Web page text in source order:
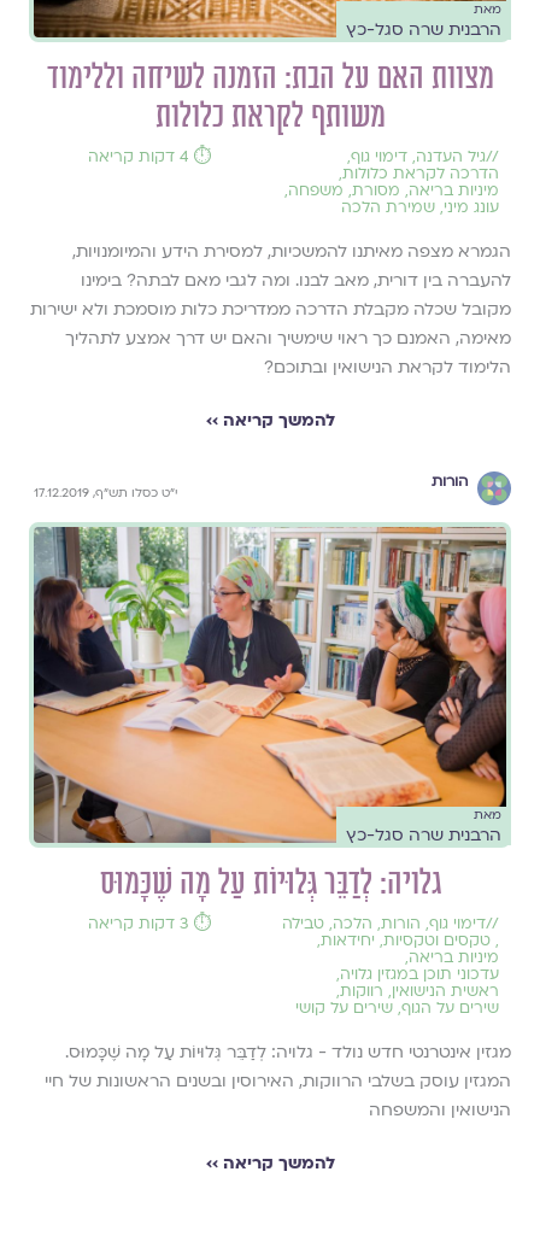
מאת
הרבנית שרה סגל-כץ
מצוות האם על הבת: הזמנה לשיחה וללימוד
משותף לקראת כלולות
//גיל העדנה, דימוי גוף,
הדרכה לקראת כלולות,
מיניות בריאה, מסורת, משפחה,
עונג מיני, שמירת הלכה
⏱️ 4 דקות קריאה
הגמרא מצפה מאיתנו להמשכיות, למסירת הידע והמיומנויות,
להעברה בין דורית, מאב לבנו. ומה לגבי מאם לבתה? בימינו
מקובל שכלה מקבלת הדרכה ממדריכת כלות מוסמכת ולא ישירות
מאימה, האמנם כך ראוי שימשיך והאם יש דרך אמצע לתהליך
הלימוד לקראת הנישואין ובתוכם?
להמשך קריאה ››
הורות
י"ט כסלו תש"ף, 17.12.2019
מאת
הרבנית שרה סגל-כץ
גלויה: לְדַבֵּר גְּלוּיוֹת עַל מָה שֶׁכָּמוּס
//דימוי גוף, הורות, הלכה, טבילה
, טקסים וטקסיות, יחידאות,
מיניות בריאה,
עדכוני תוכן במגזין גלויה,
ראשית הנישואין, רווקות,
שירים על הגוף, שירים על קושי
⏱️ 3 דקות קריאה
מגזין אינטרנטי חדש נולד - גלויה: לְדַבֵּר גְּלוּיוֹת עַל מָה שֶׁכָּמוּס.
המגזין עוסק בשלבי הרווקות, האירוסין ובשנים הראשונות של חיי
הנישואין והמשפחה
להמשך קריאה ››